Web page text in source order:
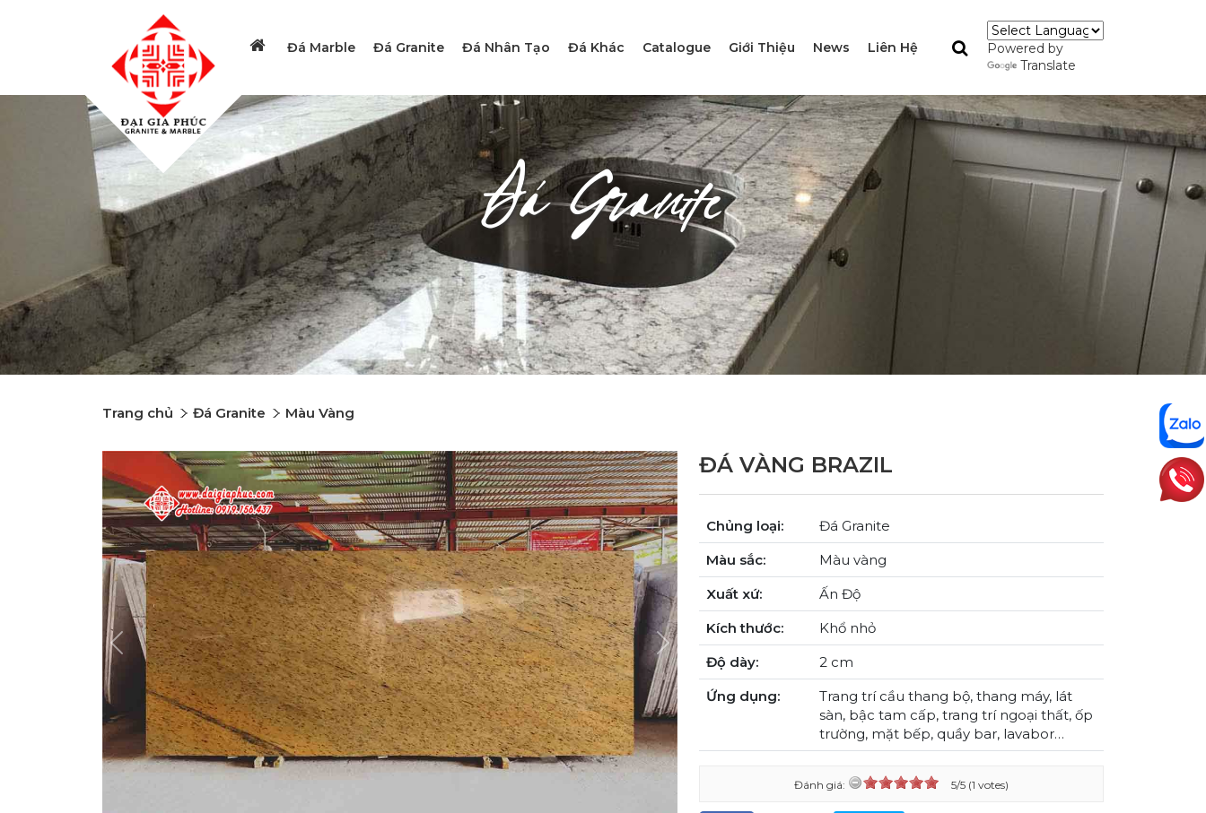
Đá Marble Đá Granite Đá Nhân Tạo Đá Khác Catalogue Giới Thiệu News Liên Hệ
Powered by
Translate
Đá Granite
Trang chủ Đá Granite Màu Vàng
Previous Next
ĐÁ VÀNG BRAZIL
Chủng loại:
Đá Granite
Màu sắc:
Màu vàng
Xuất xứ:
Ấn Độ
Kích thước:
Khổ nhỏ
Độ dày:
2 cm
Ứng dụng:
Trang trí cầu thang bộ, thang máy, lát
sàn, bậc tam cấp, trang trí ngoại thất, ốp
trường, mặt bếp, quầy bar, lavabor…
Đánh giá: 5/5 (1 votes)